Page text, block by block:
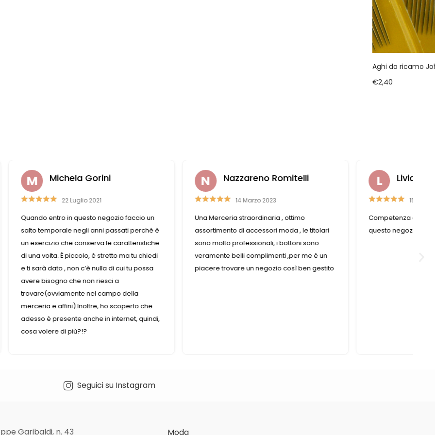
Aghi da ricamo
€2,40
faccio un
perché è
caratteristiche
ma tu chiedi
cui tu possa
della
scoperto che
internet, quindi,
Nazzareno Romitelli
Una Merceria straordinaria , ottimo
assortimento di accessori moda , le titolari
sono molto professionali, i bottoni sono
veramente belli complimenti ,per me è un
piacere trovare un negozio così ben gestito
Liviana Antolini
Competenza e gentilezza caratterizzano
questo negozio fornitissimo nel suo genere.
Seguici su Instagram
Garibaldi, n. 43 Moda